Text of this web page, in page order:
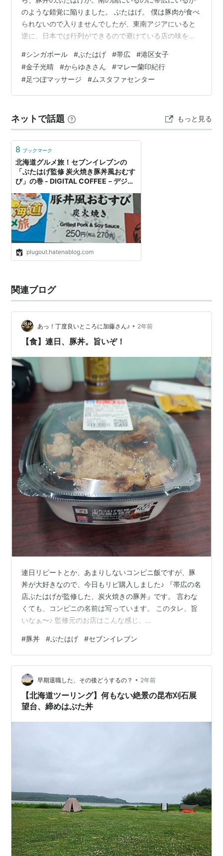
のような錯覚に陥りました。 ぶたはげ。 僕は豚肉が食べ
られないので入りませんでしたが、東南アジアにいると
逆に、日本では行列ができるので避けている店の味を楽
け麺のばくだん屋さんもバンコクに出店していた時にい
ただいて、広島に行くと必ず寄るようになりましたし、
桂花ラーメンもバンコク、あとまだあるかどうかわかり
ませんがやんちゃ兄ちゃんが始めた成功ストーリーの
す・・・「なんつっ亭」のラーメンもシンガポールに進
出…
#シンガポール #ぶたはげ #帯広 #港区女子
#金子光晴 #からゆきさん #マレー蘭印紀行
#足つぼマッサージ #ムスタファセンター
ネットで話題 もっと見る
8 ブックマーク
北海道グルメ旅！セブンイレブンの
「ぶたはげ監修 炭火焼き豚丼風おむす
び」の巻 - DIGITAL COFFEE－デジタ
plugout.hatenablog.com
関連ブログ
あっ！丁度良いところに加藤さん♪ • 2年前
【食】連日、豚丼。旨いぞ！
連日リピートとか、あまりしないコンビニ飯ですが、豚
丼が大好きなので、今日もリピ購入しました♪ 『帯広の名
店ぶたはげが監修した、炭火焼きの豚丼』です。 言わな
くても、コンビニの名前は写っています。 このタレ、旨
いなぁ〜♪ 監修元のお店はこんな感じ。
お取り寄せしようかな？ ランキング参加中【公式】2023
年開設ブログ
#豚丼 #ぶたはげ #セブンイレブン
早期退職した、その後どうするの？ • 2年前
【北海道ツーリング】何もない絶景の昆布刈石展
望台、締めはぶた丼